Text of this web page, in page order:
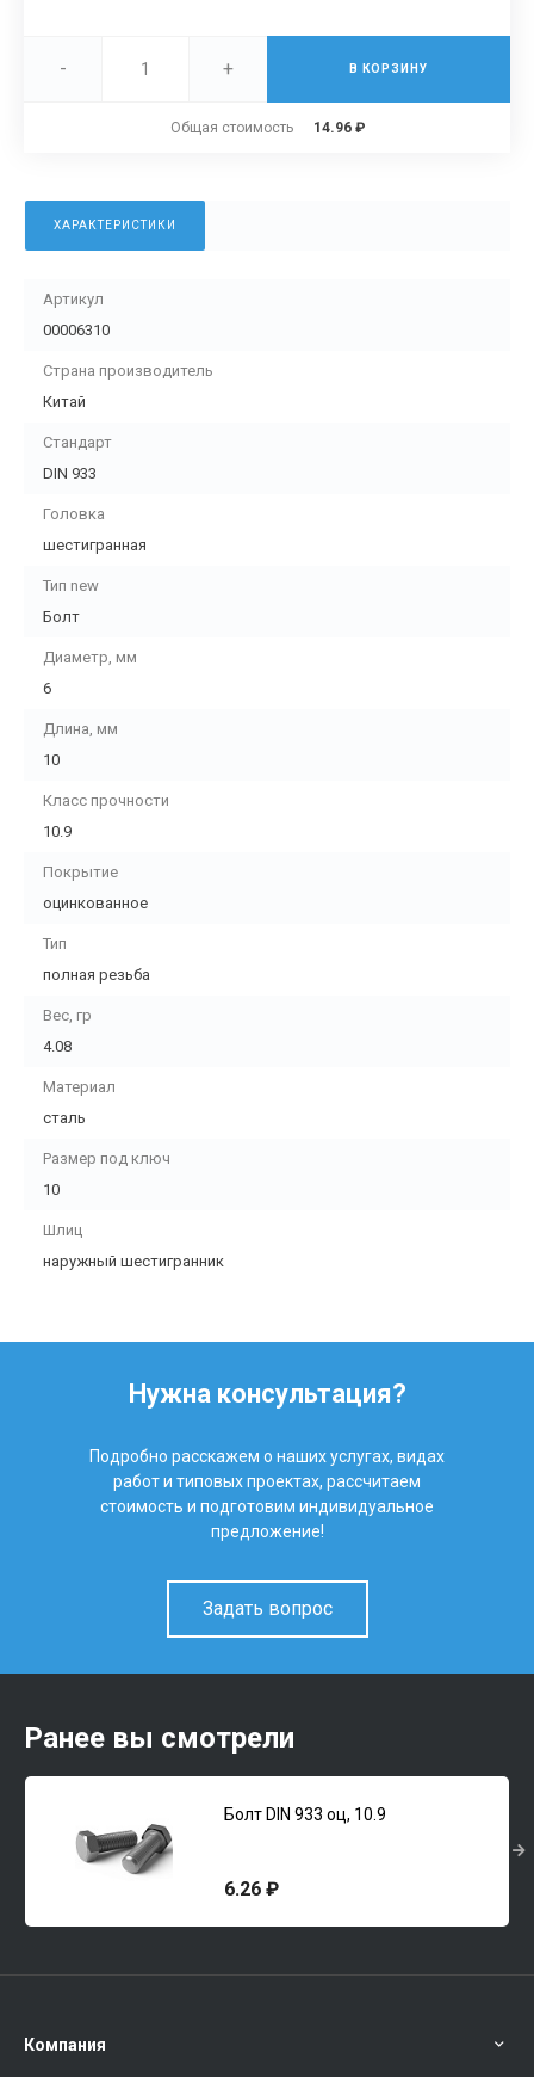
- + В КОРЗИНУ
Общая стоимость 14.96 ₽
ХАРАКТЕРИСТИКИ
Артикул
00006310
Страна производитель
Китай
Стандарт
DIN 933
Головка
шестигранная
Тип new
Болт
Диаметр, мм
6
Длина, мм
10
Класс прочности
10.9
Покрытие
оцинкованное
Тип
полная резьба
Вес, гр
4.08
Материал
сталь
Размер под ключ
10
Шлиц
наружный шестигранник
Нужна консультация?
Подробно расскажем о наших услугах, видах
работ и типовых проектах, рассчитаем
стоимость и подготовим индивидуальное
предложение!
Задать вопрос
Ранее вы смотрели
Болт DIN 933 оц, 10.9
6.26 ₽
Компания